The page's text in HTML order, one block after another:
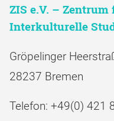
ZIS e.V. –
Interkulturelle
Gröpelinger
28237 Bremen
Telefon: +49(0) 421